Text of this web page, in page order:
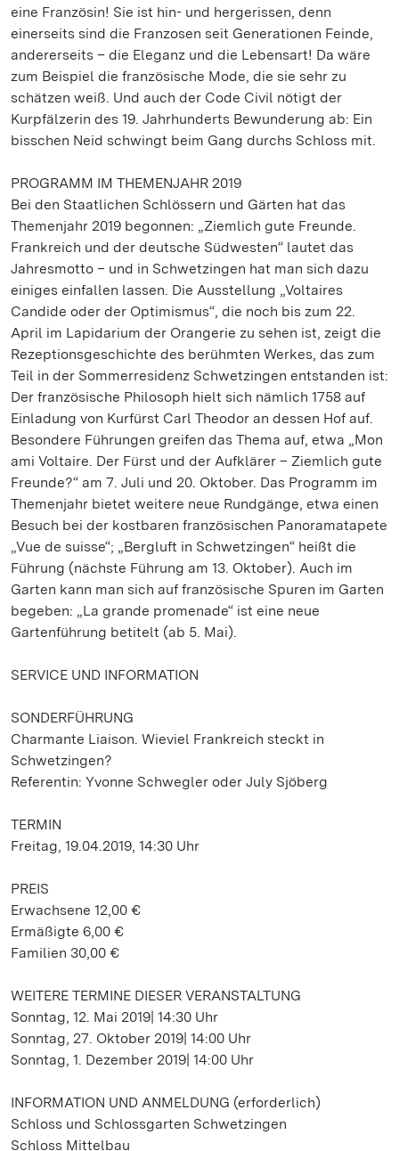
eine Französin! Sie ist hin- und hergerissen, denn
einerseits sind die Franzosen seit Generationen Feinde,
andererseits – die Eleganz und die Lebensart! Da wäre
zum Beispiel die französische Mode, die sie sehr zu
schätzen weiß. Und auch der Code Civil nötigt der
Kurpfälzerin des 19. Jahrhunderts Bewunderung ab: Ein
bisschen Neid schwingt beim Gang durchs Schloss mit.
PROGRAMM IM THEMENJAHR 2019
Bei den Staatlichen Schlössern und Gärten hat das
Themenjahr 2019 begonnen: „Ziemlich gute Freunde.
Frankreich und der deutsche Südwesten“ lautet das
Jahresmotto – und in Schwetzingen hat man sich dazu
einiges einfallen lassen. Die Ausstellung „Voltaires
Candide oder der Optimismus“, die noch bis zum 22.
April im Lapidarium der Orangerie zu sehen ist, zeigt die
Rezeptionsgeschichte des berühmten Werkes, das zum
Teil in der Sommerresidenz Schwetzingen entstanden ist:
Der französische Philosoph hielt sich nämlich 1758 auf
Einladung von Kurfürst Carl Theodor an dessen Hof auf.
Besondere Führungen greifen das Thema auf, etwa „Mon
ami Voltaire. Der Fürst und der Aufklärer – Ziemlich gute
Freunde?“ am 7. Juli und 20. Oktober. Das Programm im
Themenjahr bietet weitere neue Rundgänge, etwa einen
Besuch bei der kostbaren französischen Panoramatapete
„Vue de suisse“; „Bergluft in Schwetzingen“ heißt die
Führung (nächste Führung am 13. Oktober). Auch im
Garten kann man sich auf französische Spuren im Garten
begeben: „La grande promenade“ ist eine neue
Gartenführung betitelt (ab 5. Mai).
SERVICE UND INFORMATION
SONDERFÜHRUNG
Charmante Liaison. Wieviel Frankreich steckt in
Schwetzingen?
Referentin: Yvonne Schwegler oder July Sjöberg
TERMIN
Freitag, 19.04.2019, 14:30 Uhr
PREIS
Erwachsene 12,00 €
Ermäßigte 6,00 €
Familien 30,00 €
WEITERE TERMINE DIESER VERANSTALTUNG
Sonntag, 12. Mai 2019| 14:30 Uhr
Sonntag, 27. Oktober 2019| 14:00 Uhr
Sonntag, 1. Dezember 2019| 14:00 Uhr
INFORMATION UND ANMELDUNG (erforderlich)
Schloss und Schlossgarten Schwetzingen
Schloss Mittelbau